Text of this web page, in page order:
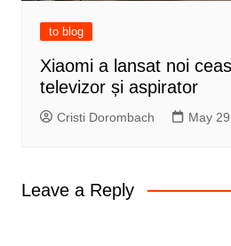
to blog
Xiaomi a lansat noi
televizor și aspirator
Cristi Dorombach May
Leave a Reply